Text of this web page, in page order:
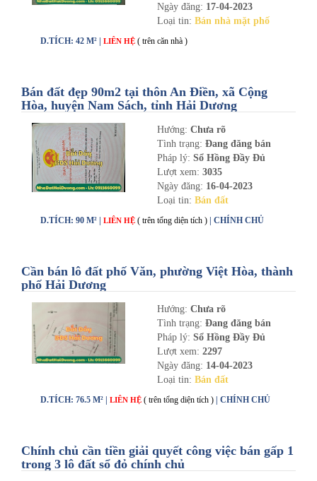
Ngày đăng: 17-04-2023
Loại tin: Bán nhà mặt phố
D.TÍCH: 42 M² | LIÊN HỆ ( trên căn nhà )
Bán đất đẹp 90m2 tại thôn An Điền, xã Cộng
Hòa, huyện Nam Sách, tỉnh Hải Dương
Hướng: Chưa rõ
Tình trạng: Đang đăng bán
Pháp lý: Sổ Hồng Đầy Đủ
Lượt xem: 3035
Ngày đăng: 16-04-2023
Loại tin: Bán đất
D.TÍCH: 90 M² | LIÊN HỆ ( trên tổng diện tích ) | CHÍNH CHỦ
Cần bán lô đất phố Văn, phường Việt Hòa, thành
phố Hải Dương
Hướng: Chưa rõ
Tình trạng: Đang đăng bán
Pháp lý: Sổ Hồng Đầy Đủ
Lượt xem: 2297
Ngày đăng: 14-04-2023
Loại tin: Bán đất
D.TÍCH: 76.5 M² | LIÊN HỆ ( trên tổng diện tích ) | CHÍNH CHỦ
Chính chủ cần tiền giải quyết công việc bán gấp 1
trong 3 lô đất sổ đỏ chính chủ